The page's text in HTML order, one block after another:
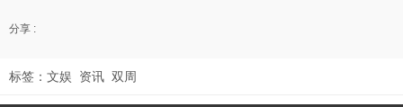
分享 :
标签： 文娱 资讯 双周